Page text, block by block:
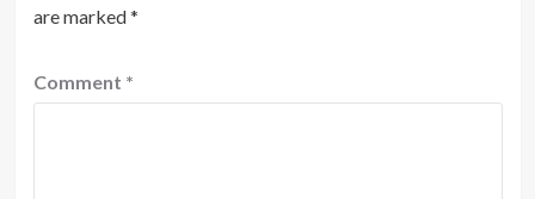
are marked*
Comment *